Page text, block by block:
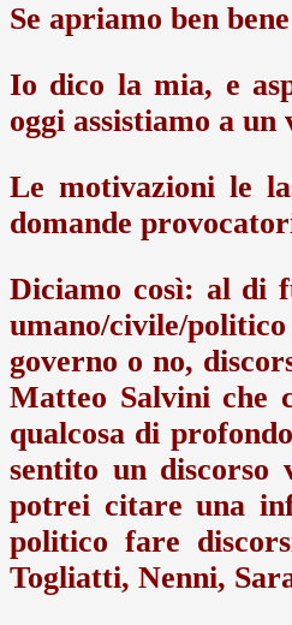
Se apriamo ben
Io dico la mia, e
oggi assistiamo a un
Le motivazioni le
domande
Diciamo così: al di
umano/civile/
governo o no,
Matteo Salvini che
qualcosa di
sentito un
potrei citare una
politico fare
Togliatti, Nenni,